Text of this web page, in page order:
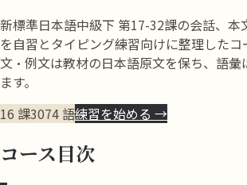
新標準日本語中級下 第17-32課の会話、本
を自習とタイピング練習向けに整理したコ
文・例文は教材の日本語原文を保ち、語彙
ます。
16 課3074 語練習を始める →
コース目次